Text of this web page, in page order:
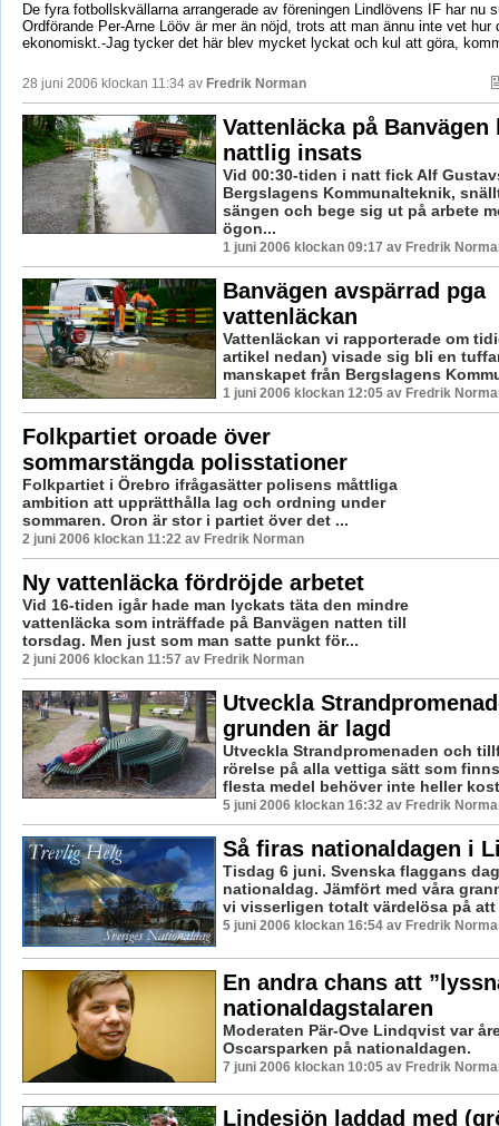
De fyra fotbollskvällarna arrangerade av föreningen Lindlövens IF har nu
Ordförande Per-Arne Lööv är mer än nöjd, trots att man ännu inte vet hur
ekonomiskt.-Jag tycker det här blev mycket lyckat och kul att göra,
28 juni 2006 klockan 11:34 av Fredrik Norman
Vattenläcka på Banvägen
nattlig insats
Vid 00:30-tiden i natt fick Alf
Bergslagens Kommunalteknik,
sängen och bege sig ut på arbete
ögon...
1 juni 2006 klockan 09:17 av Fredrik
Banvägen avspärrad pga
vattenläckan
Vattenläckan vi rapporterade om
artikel nedan) visade sig bli en
manskapet från Bergslagens
1 juni 2006 klockan 12:05 av Fredrik
Folkpartiet oroade över
sommarstängda polisstationer
Folkpartiet i Örebro ifrågasätter polisens måttliga
ambition att upprätthålla lag och ordning under
sommaren. Oron är stor i partiet över det ...
2 juni 2006 klockan 11:22 av Fredrik Norman
Ny vattenläcka fördröjde arbetet
Vid 16-tiden igår hade man lyckats täta den mindre
vattenläcka som inträffade på Banvägen natten till
torsdag. Men just som man satte punkt för...
2 juni 2006 klockan 11:57 av Fredrik Norman
Utveckla
grunden är lagd
Utveckla Strandpromenaden och
rörelse på alla vettiga sätt som
flesta medel behöver inte heller
5 juni 2006 klockan 16:32 av Fredrik
Så firas nationaldagen i
Tisdag 6 juni. Svenska flaggans
nationaldag. Jämfört med våra
vi visserligen totalt värdelösa på att
5 juni 2006 klockan 16:54 av Fredrik
En andra chans att
nationaldagstalaren
Moderaten Pär-Ove Lindqvist var
Oscarsparken på nationaldagen.
7 juni 2006 klockan 10:05 av Fredrik
Lindesjön laddad med